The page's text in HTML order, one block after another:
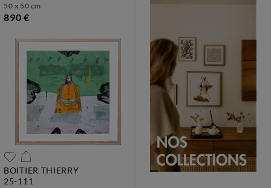
50 x 50 cm
890 €
BOITIER THIERRY
25-111